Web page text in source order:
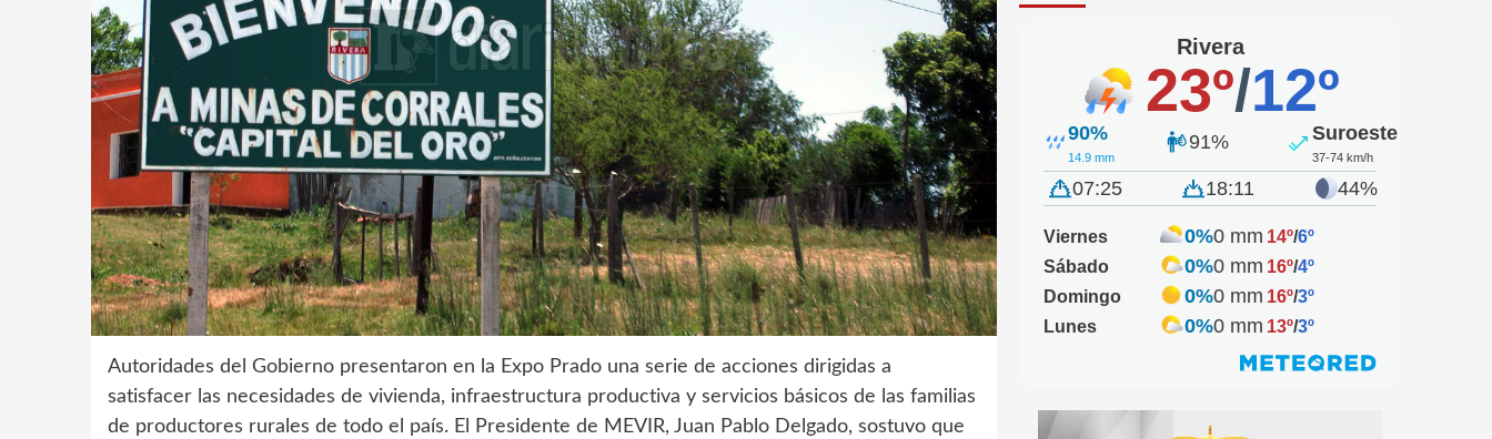
Autoridades del Gobierno presentaron en la Expo Prado una serie de acciones dirigidas a
satisfacer las necesidades de vivienda, infraestructura productiva y servicios básicos de las familias
de productores rurales de todo el país. El Presidente de MEVIR, Juan Pablo Delgado, sostuvo que
Rivera
23º/12º
90%
14.9 mm
91% Suroeste
37-74 km/h
07:25 18:11 44%
Viernes 0%0 mm 14º/6º
Sábado
0%0 mm 16º/4º
Domingo
0%0 mm 16º/3º
Lunes
0%0 mm 13º/3º